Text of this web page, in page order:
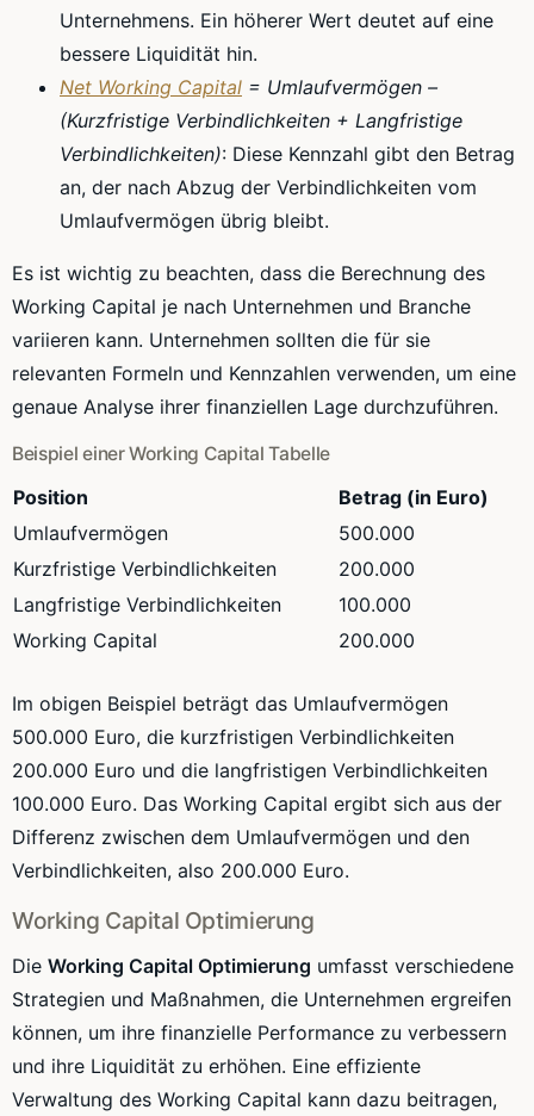
Unternehmens. Ein höherer Wert deutet auf eine
bessere Liquidität hin.
Net Working Capital = Umlaufvermögen –
(Kurzfristige Verbindlichkeiten + Langfristige
Verbindlichkeiten): Diese Kennzahl gibt den Betrag
an, der nach Abzug der Verbindlichkeiten vom
Umlaufvermögen übrig bleibt.
Es ist wichtig zu beachten, dass die Berechnung des
Working Capital je nach Unternehmen und Branche
variieren kann. Unternehmen sollten die für sie
relevanten Formeln und Kennzahlen verwenden, um eine
genaue Analyse ihrer finanziellen Lage durchzuführen.
Beispiel einer Working Capital Tabelle
Position
Betrag (in Euro)
Umlaufvermögen
500.000
Kurzfristige Verbindlichkeiten
200.000
Langfristige Verbindlichkeiten
100.000
Working Capital
200.000
Im obigen Beispiel beträgt das Umlaufvermögen
500.000 Euro, die kurzfristigen Verbindlichkeiten
200.000 Euro und die langfristigen Verbindlichkeiten
100.000 Euro. Das Working Capital ergibt sich aus der
Differenz zwischen dem Umlaufvermögen und den
Verbindlichkeiten, also 200.000 Euro.
Working Capital Optimierung
Die Working Capital Optimierung umfasst verschiedene
Strategien und Maßnahmen, die Unternehmen ergreifen
können, um ihre finanzielle Performance zu verbessern
und ihre Liquidität zu erhöhen. Eine effiziente
Verwaltung des Working Capital kann dazu beitragen,